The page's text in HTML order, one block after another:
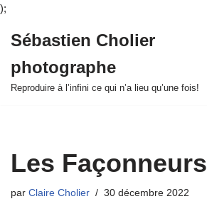
);
au
contenu
Sébastien Cholier
photographe
Reproduire à l’infini ce qui n’a lieu qu’une fois!
Les Façonneurs
par Claire Cholier 30 décembre 2022